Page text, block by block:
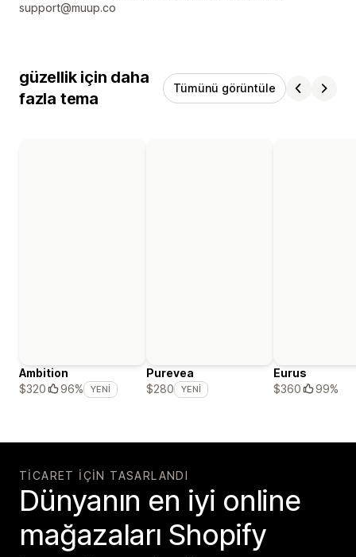
support@muup.co
güzellik için daha
fazla tema
Tümünü görüntüle
Ambition
$320
96% YENI
Purevea
$280
YENI
Eurus
$360
99%
TICARET IÇIN TASARLANDI
Dünyanın en iyi online
mağazaları Shopify